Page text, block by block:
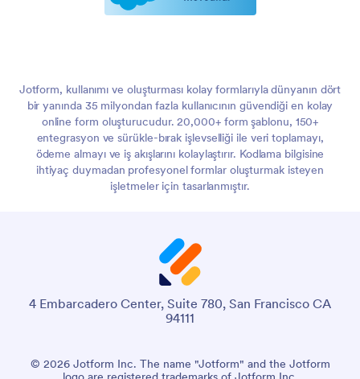
Jotform, kullanımı ve oluşturması kolay formlarıyla dünyanın dört
bir yanında 35 milyondan fazla kullanıcının güvendiği en kolay
online form oluşturucudur. 20,000+ form şablonu, 150+
entegrasyon ve sürükle-bırak işlevselliği ile veri toplamayı,
ödeme almayı ve iş akışlarını kolaylaştırır. Kodlama bilgisine
ihtiyaç duymadan profesyonel formlar oluşturmak isteyen
işletmeler için tasarlanmıştır.
4 Embarcadero Center, Suite 780, San Francisco CA
94111
© 2026 Jotform Inc. The name "Jotform" and the Jotform